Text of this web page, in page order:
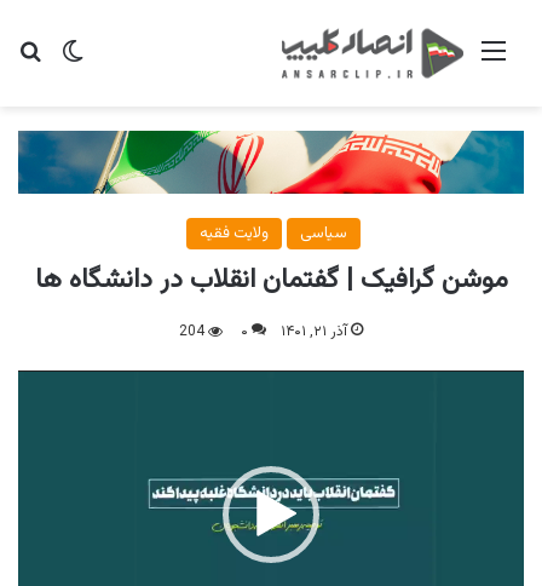
تغییر منو
سیاسی ولایت فقیه
موشن گرافیک | گفتمان انقلاب در دانشگاه ها
آذر ۲۱, ۱۴۰۱ ۰ 204
نمایشگر